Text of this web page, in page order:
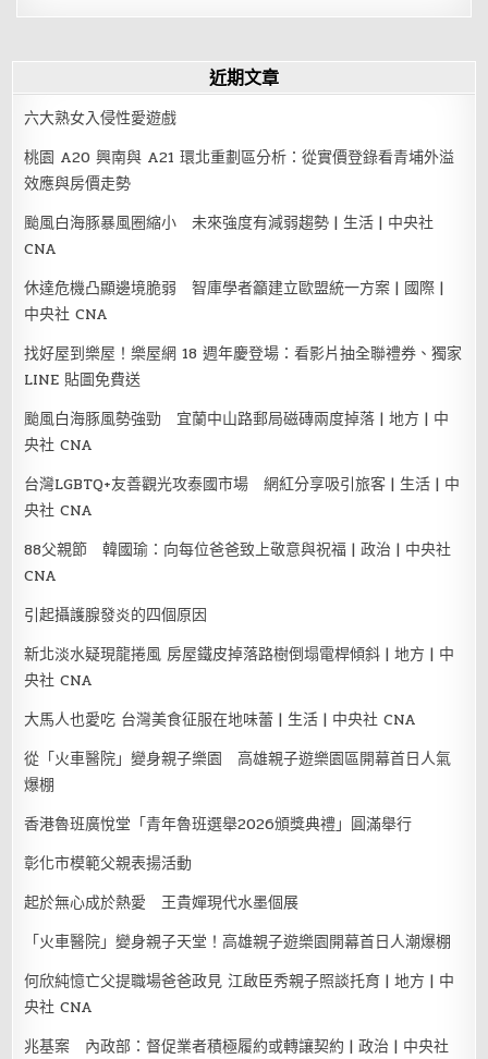
近期文章
六大熟女入侵性愛遊戲
桃園 A20 興南與 A21 環北重劃區分析：從實價登錄看青埔外溢
效應與房價走勢
颱風白海豚暴風圈縮小 未來強度有減弱趨勢 | 生活 | 中央社
CNA
休達危機凸顯邊境脆弱 智庫學者籲建立歐盟統一方案 | 國際 |
中央社 CNA
找好屋到樂屋！樂屋網 18 週年慶登場：看影片抽全聯禮券、獨家
LINE 貼圖免費送
颱風白海豚風勢強勁 宜蘭中山路郵局磁磚兩度掉落 | 地方 | 中
央社 CNA
台灣LGBTQ+友善觀光攻泰國市場 網紅分享吸引旅客 | 生活 | 中
央社 CNA
88父親節 韓國瑜：向每位爸爸致上敬意與祝福 | 政治 | 中央社
CNA
引起攝護腺發炎的四個原因
新北淡水疑現龍捲風 房屋鐵皮掉落路樹倒塌電桿傾斜 | 地方 | 中
央社 CNA
大馬人也愛吃 台灣美食征服在地味蕾 | 生活 | 中央社 CNA
從「火車醫院」變身親子樂園 高雄親子遊樂園區開幕首日人氣
爆棚
香港魯班廣悅堂「青年魯班選舉2026頒獎典禮」圓滿舉行
彰化市模範父親表揚活動
起於無心成於熱愛 王貴嬋現代水墨個展
「火車醫院」變身親子天堂！高雄親子遊樂園開幕首日人潮爆棚
何欣純憶亡父提職場爸爸政見 江啟臣秀親子照談托育 | 地方 | 中
央社 CNA
兆基案 內政部：督促業者積極履約或轉讓契約 | 政治 | 中央社